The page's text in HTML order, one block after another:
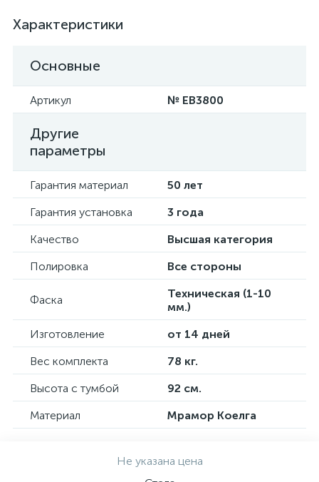
Характеристики
Основные
Артикул № EB3800
Другие
параметры
Гарантия материал
50 лет
Гарантия установка
3 года
Качество
Высшая категория
Полировка
Все стороны
Фаска
Техническая (1-10
мм.)
Изготовление
от 14 дней
Вес комплекта
78 кг.
Высота с тумбой
92 см.
Материал
Мрамор Коелга
Не указана цена